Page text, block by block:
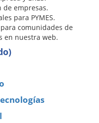
de empresas.
para PYMES.
comunidades de
en nuestra web.